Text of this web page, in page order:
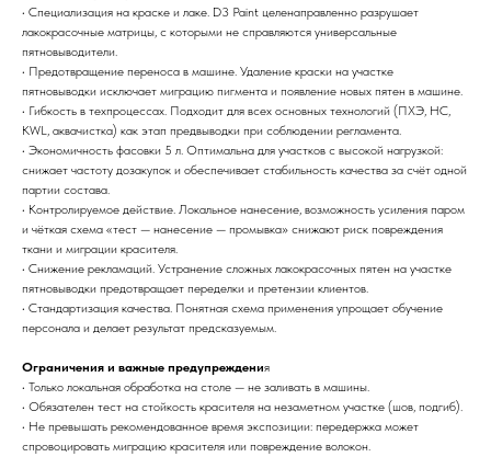
• Специализация на краске и лаке. D3 Paint целенаправленно разрушает
лакокрасочные матрицы, с которыми не справляются универсальные
пятновыводители.
• Предотвращение переноса в машине. Удаление краски на участке
пятновыводки исключает миграцию пигмента и появление новых пятен в машине.
• Гибкость в техпроцессах. Подходит для всех основных технологий (ПХЭ, HC,
KWL, аквачистка) как этап предвыводки при соблюдении регламента.
• Экономичность фасовки 5 л. Оптимальна для участков с высокой нагрузкой:
снижает частоту дозакупок и обеспечивает стабильность качества за счёт одной
партии состава.
• Контролируемое действие. Локальное нанесение, возможность усиления паром
и чёткая схема «тест — нанесение — промывка» снижают риск повреждения
ткани и миграции красителя.
• Снижение рекламаций. Устранение сложных лакокрасочных пятен на участке
пятновыводки предотвращает переделки и претензии клиентов.
• Стандартизация качества. Понятная схема применения упрощает обучение
персонала и делает результат предсказуемым.
Ограничения и важные предупреждения
• Только локальная обработка на столе — не заливать в машины.
• Обязателен тест на стойкость красителя на незаметном участке (шов, подгиб).
• Не превышать рекомендованное время экспозиции: передержка может
спровоцировать миграцию красителя или повреждение волокон.